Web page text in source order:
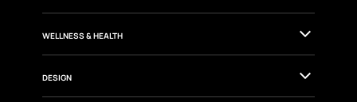
WELLNESS & HEALTH
DESIGN